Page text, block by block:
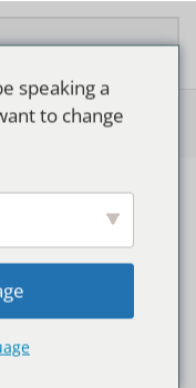
BVP515/BVP525
speaking a
to change